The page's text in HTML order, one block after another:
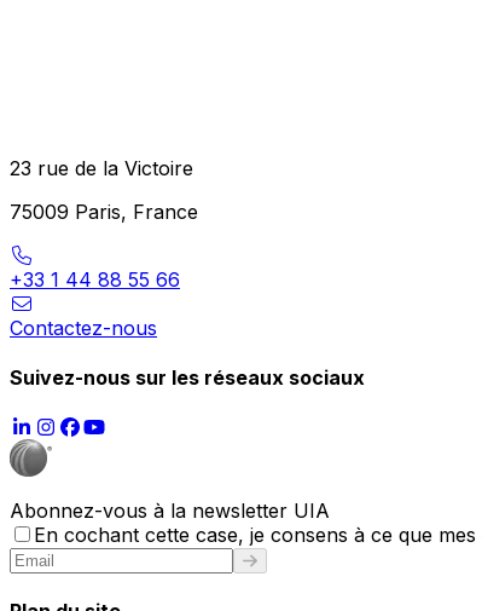
23 rue de la Victoire
75009 Paris, France
+33 1 44 88 55 66
Contactez-nous
Suivez-nous sur les réseaux sociaux
Abonnez-vous à la newsletter UIA
En cochant cette case, je consens à ce que